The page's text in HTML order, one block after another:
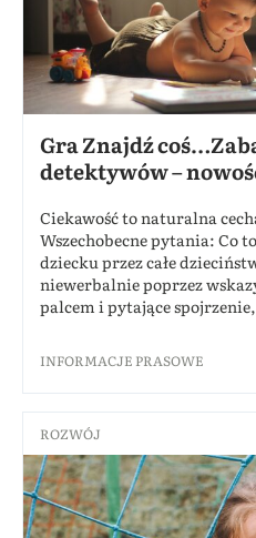
Gra Znajdź
detektywów –
Ciekawość to naturalna
Wszechobecne pytania: Co
dziecku przez całe
niewerbalnie poprzez
palcem i pytające
INFORMACJE PRASOWE
ROZWÓJ